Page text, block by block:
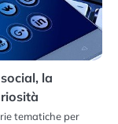
la
tematiche per